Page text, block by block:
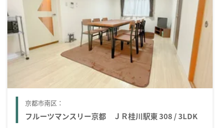
京都市南区：
フルーツマンスリー京都 ＪＲ桂川駅東 308 / 3LDK